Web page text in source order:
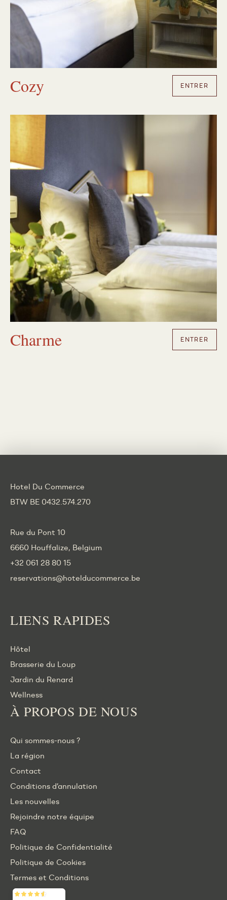
Cozy ENTRER
Charme ENTRER
Hotel Du Commerce
BTW BE 0432.574.270
Rue du Pont 10
6660 Houffalize, Belgium
+32 061 28 80 15
reservations@hotelducommerce.be
LIENS RAPIDES
Hôtel
Brasserie du Loup
Jardin du Renard
Wellness
À PROPOS DE NOUS
Qui sommes-nous ?
La région
Contact
Conditions d’annulation
Les nouvelles
Rejoindre notre équipe
FAQ
Politique de Confidentialité
Politique de Cookies
Termes et Conditions